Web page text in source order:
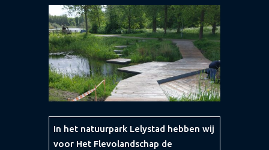
In het natuurpark Lelystad hebben wij
voor Het Flevolandschap de